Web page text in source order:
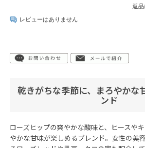
返
レビューはありません
乾きがちな季節に、まろやかな
ンド
ローズヒップの爽やかな酸味と、ヒースや
やかな甘味が楽しめるブレンド。女性の美